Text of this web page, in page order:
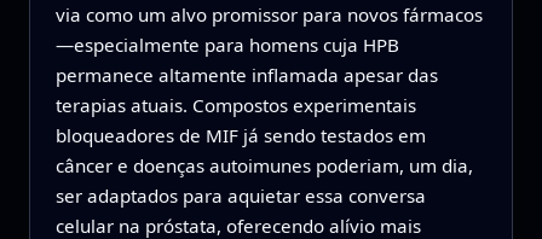
via como um alvo promissor para novos fármacos
—especialmente para homens cuja HPB
permanece altamente inflamada apesar das
terapias atuais. Compostos experimentais
bloqueadores de MIF já sendo testados em
câncer e doenças autoimunes poderiam, um dia,
ser adaptados para aquietar essa conversa
celular na próstata, oferecendo alívio mais